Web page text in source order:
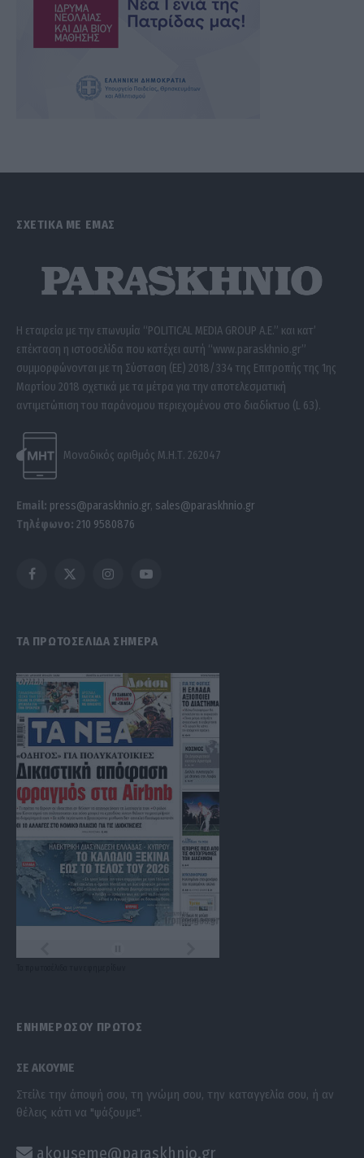
ΣΧΕΤΙΚΑ ΜΕ ΕΜΑΣ
Η εταιρεία με την επωνυμία “POLITICAL MEDIA GROUP A.E.” και κατ’
επέκταση η ιστοσελίδα που κατέχει αυτή “www.paraskhnio.gr”
συμμορφώνονται με τη Σύσταση (ΕΕ) 2018/334 της Επιτροπής της 1ης
Μαρτίου 2018 σχετικά με τα μέτρα για την αποτελεσματική
αντιμετώπιση του παράνομου περιεχομένου στο διαδίκτυο (L 63).
Μοναδικός αριθμός Μ.Η.Τ. 262047
Email: press@paraskhnio.gr, sales@paraskhnio.gr
Τηλέφωνο: 210 9580876
Facebook
X
InstagramYouTube
ΤΑ ΠΡΩΤΟΣΕΛΙΔΑ ΣΗΜΕΡΑ
ΕΝΗΜΕΡΩΣΟΥ ΠΡΩΤΟΣ
ΣΕ ΑΚΟΥΜΕ
Στείλε την άποψή σου, τη γνώμη σου, την καταγγελία σου, ή αν
θέλεις κάτι να "ψάξουμε".
akouseme@paraskhnio.gr